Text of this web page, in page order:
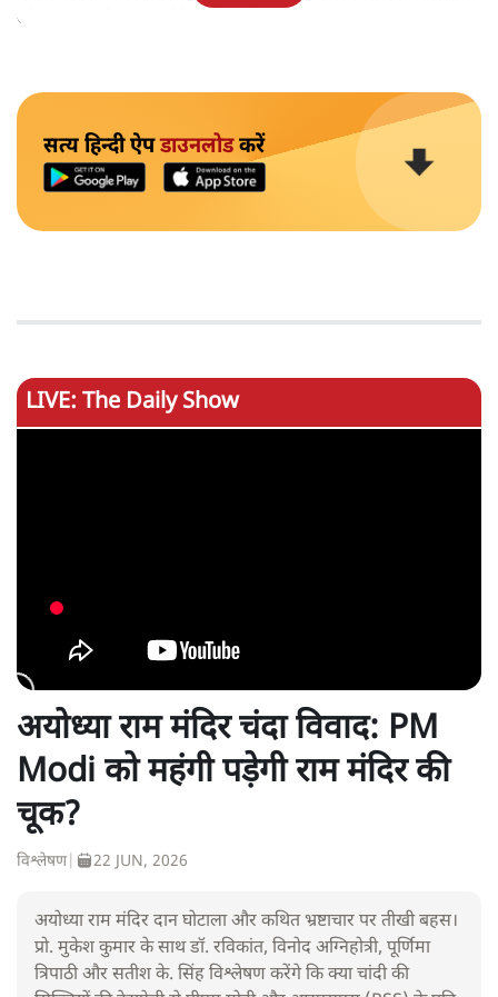
और भाऊसाहेब वाकचौरे शामिल हैं।
सत्य हिन्दी ऐपडाउनलोडकरें
LIVE: The Daily Show
अयोध्या राम मंदिर चंदा विवाद: PM
Modi को महंगी पड़ेगी राम मंदिर की
चूक?
विश्लेषण| 22 JUN, 2026
अयोध्या राम मंदिर दान घोटाला और कथित भ्रष्टाचार पर तीखी बहस।
प्रो. मुकेश कुमार के साथ डॉ. रविकांत, विनोद अग्निहोत्री, पूर्णिमा
त्रिपाठी और सतीश के. सिंह विश्लेषण करेंगे कि क्या चांदी की